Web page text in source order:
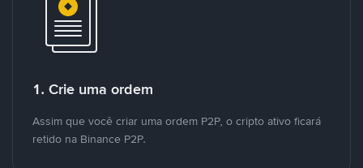
1. Crie uma ordem
Assim que você criar uma ordem P2P, o cripto ativo ficará
retido na Binance P2P.